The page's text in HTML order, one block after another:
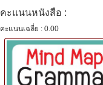
คะแนนหนังสือ :
คะแนนเฉลี่ย : 0.00